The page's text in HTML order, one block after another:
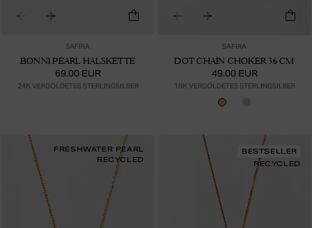
SAFIRA
BONNI PEARL HALSKETTE
69.00 EUR
24K VERGOLDETES STERLINGSILBER
SAFIRA
DOT CHAIN CHOKER 36 CM
49.00 EUR
18K VERGOLDETES STERLINGSILBER
FRESHWATER PEARL
RECYCLED
BESTSELLER
RECYCLED